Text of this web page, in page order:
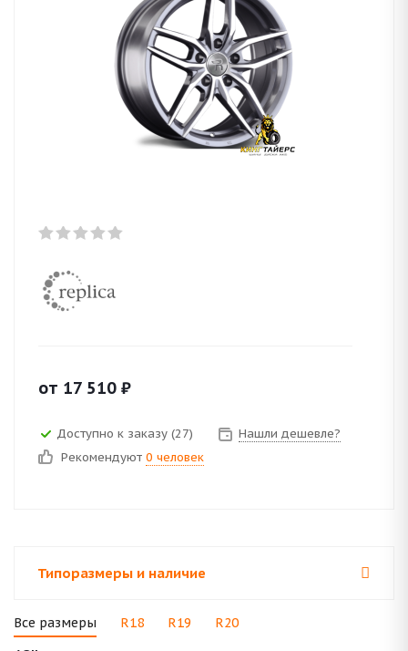
от 17 510 ₽
Доступно к заказу (27)
Нашли дешевле?
Рекомендуют 0 человек
Типоразмеры и наличие
Все размеры R18 R19 R20